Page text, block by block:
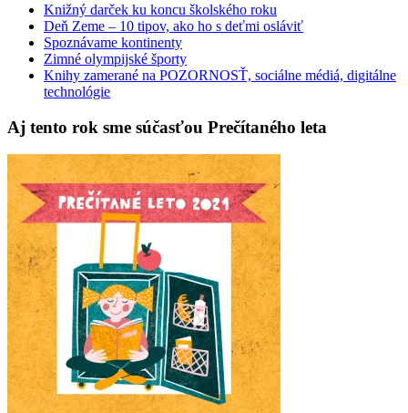
Knižný darček ku koncu školského roku
Deň Zeme – 10 tipov, ako ho s deťmi osláviť
Spoznávame kontinenty
Zimné olympijské športy
Knihy zamerané na POZORNOSŤ, sociálne médiá, digitálne
technológie
Aj tento rok sme súčasťou Prečítaného leta